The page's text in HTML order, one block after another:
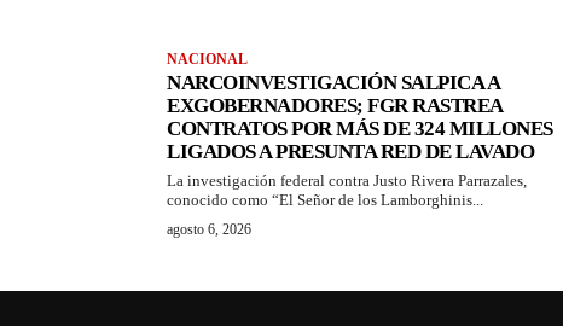
NACIONAL
NARCOINVESTIGACIÓN SALPICA A
EXGOBERNADORES; FGR RASTREA
CONTRATOS POR MÁS DE 324 MILLONES
LIGADOS A PRESUNTA RED DE LAVADO
La investigación federal contra Justo Rivera Parrazales,
conocido como “El Señor de los Lamborghinis...
agosto 6, 2026